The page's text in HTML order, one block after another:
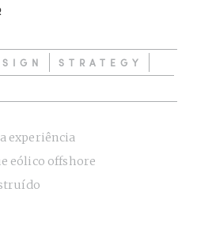
STRATEGY
experiência
eólico offshore